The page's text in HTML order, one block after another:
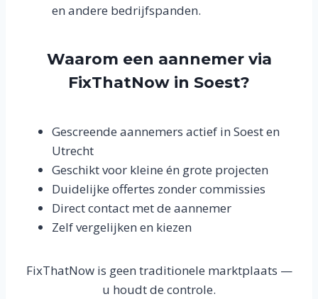
en andere bedrijfspanden.
Waarom een aannemer via
FixThatNow in Soest?
Gescreende aannemers actief in Soest en
Utrecht
Geschikt voor kleine én grote projecten
Duidelijke offertes zonder commissies
Direct contact met de aannemer
Zelf vergelijken en kiezen
FixThatNow is geen traditionele marktplaats —
u houdt de controle.